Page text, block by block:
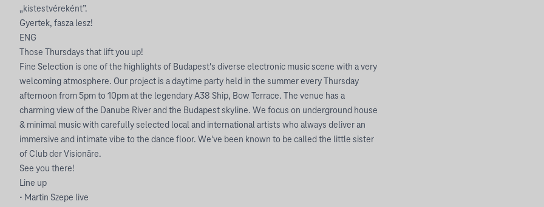
„kistestvéreként”.
Gyertek, fasza lesz!
ENG
Those Thursdays that lift you up!
Fine Selection is one of the highlights of Budapest's diverse electronic music scene with a very
welcoming atmosphere. Our project is a daytime party held in the summer every Thursday
afternoon from 5pm to 10pm at the legendary A38 Ship, Bow Terrace. The venue has a
charming view of the Danube River and the Budapest skyline. We focus on underground house
& minimal music with carefully selected local and international artists who always deliver an
immersive and intimate vibe to the dance floor. We've been known to be called the little sister
of Club der Visionäre.
See you there!
Line up
• Martin Szepe live